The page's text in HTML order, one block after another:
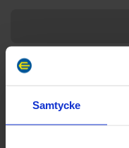
Samtycke